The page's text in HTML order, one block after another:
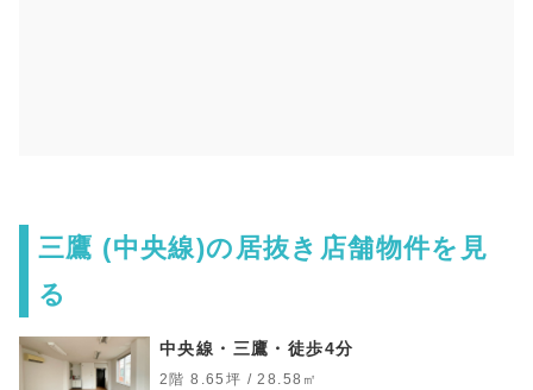
三鷹 (中央線)の居抜き店舗物件を見
る
中央線・三鷹・徒歩4分
2階 8.65坪 / 28.58㎡